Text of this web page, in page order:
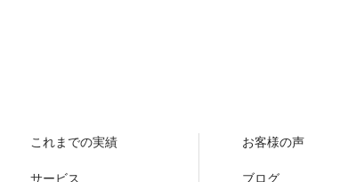
これまでの実績
サービス
お客様の声
ブログ